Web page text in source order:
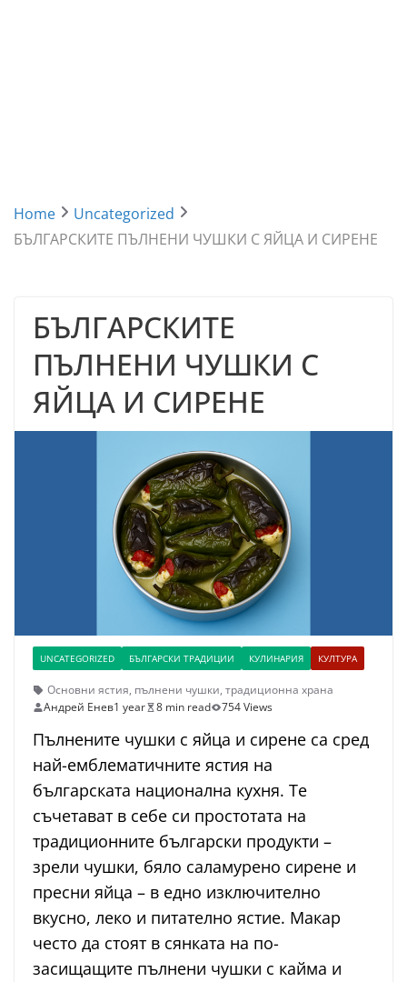
Home
Uncategorized
БЪЛГАРСКИТЕ ПЪЛНЕНИ ЧУШКИ С ЯЙЦА И СИРЕНЕ
БЪЛГАРСКИТЕ
ПЪЛНЕНИ ЧУШКИ С
ЯЙЦА И СИРЕНЕ
UNCATEGORIZED БЪЛГАРСКИ ТРАДИЦИИ КУЛИНАРИЯ КУЛТУРА
Основни ястия, пълнени чушки, традиционна храна
Андрей Енев1 year 8 min read 754 Views
Пълнените чушки с яйца и сирене са сред
най-емблематичните ястия на
българската национална кухня. Те
съчетават в себе си простотата на
традиционните български продукти –
зрели чушки, бяло саламурено сирене и
пресни яйца – в едно изключително
вкусно, леко и питателно ястие. Макар
често да стоят в сянката на по-
засищащите пълнени чушки с кайма и